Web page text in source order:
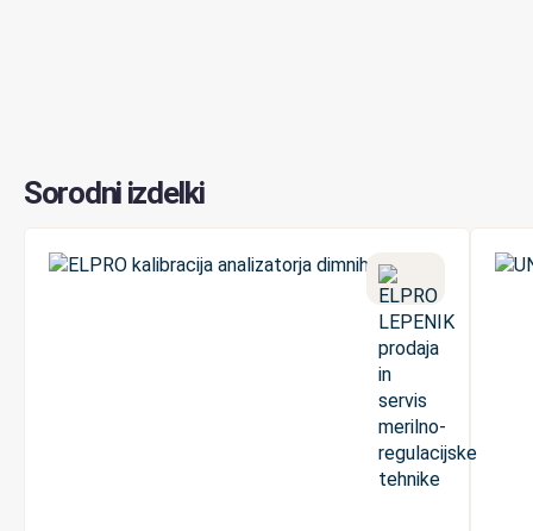
Sorodni izdelki